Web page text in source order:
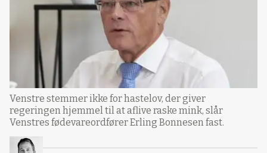
Venstre stemmer ikke for hastelov, der giver
regeringen hjemmel til at aflive raske mink, slår
Venstres fødevareordfører Erling Bonnesen fast.